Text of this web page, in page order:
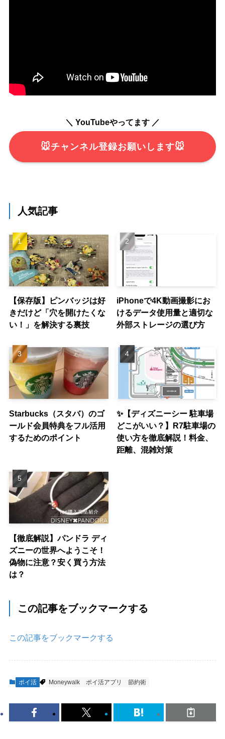
＼ YouTubeやってます ／
🐭チャンネル登録お願いします🐭
人気記事
【保存版】ピンバッジは好
きだけど「穴を開けたくな
い！」を解決する裏技
iPhoneで4K動画撮影にお
けるデータ使用量と適切な
外部ストレージの選び方
Starbucks（スタバ）のゴ
ールド会員特典をフル活用
するためのポイント
✨【ディズニーシー 駐車場
どこがいい？】R7駐車場の
使い方を徹底解説！料金、
距離、混雑対策
【徹底解説】パンドラ ディ
ズニーの世界へようこそ！
偽物に注意？安く買う方法
は？
この記事をブックマークする
この記事をブックマークする
ポイ活 Moneywalk ポイ活アプリ 節約術